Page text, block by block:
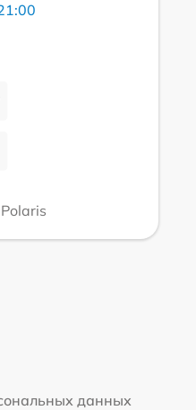
данных